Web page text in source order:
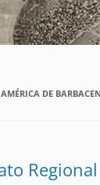
AMÉRICA DE